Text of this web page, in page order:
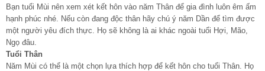
Bạn tuổi Mùi nên xem xét kết hôn vào năm Thân để gia đình luôn êm ấm
hạnh phúc nhé. Nếu còn đang độc thân hãy chú ý năm Dần để tìm được
một người yêu đích thực. Họ sẽ không là ai khác ngoài tuổi Hợi, Mão,
Ngọ đâu.
Tuổi Thân
Năm Mùi có thể là một chọn lựa thích hợp để kết hôn cho tuổi Thân. Họ